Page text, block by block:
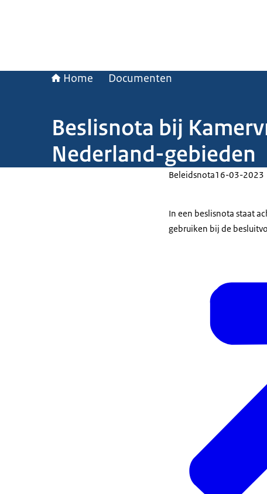
Home Documenten
Beslisnota bij
Nederland-gebieden
Beleidsnota16-03-2023
In een beslisnota staat
gebruiken bij de